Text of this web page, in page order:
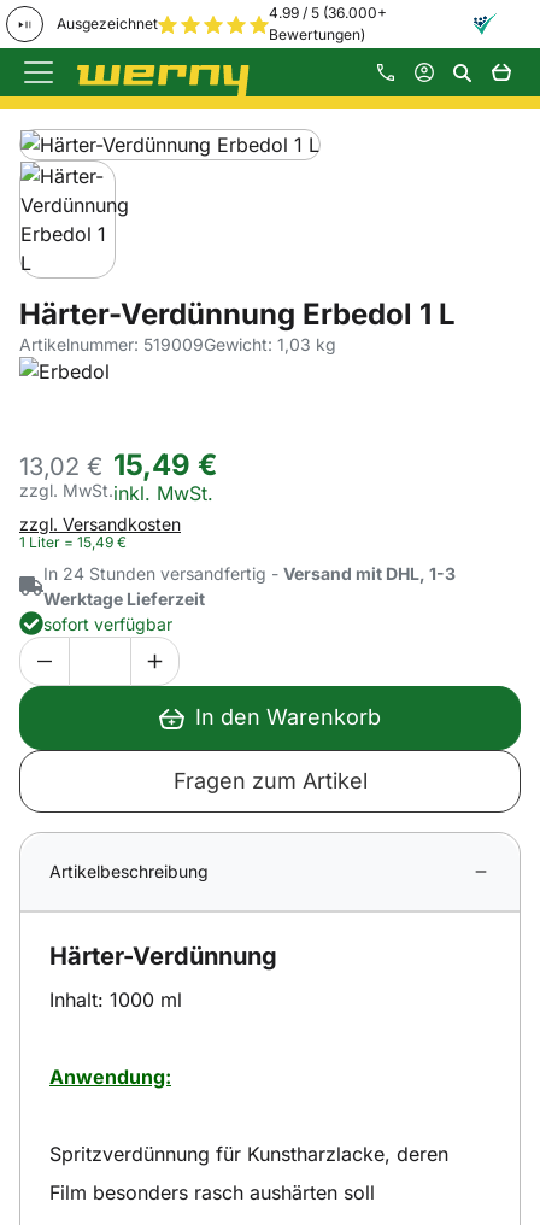
Ausgezeichnet
4.99 / 5 (36.000+
Bewertungen)
Zum Hauptinhalt springen
Produktgalerie
Zur Kaufbox springen
Härter-Verdünnung Erbedol 1 L
Artikelnummer: 519009Gewicht: 1,03 kg
13,02 €
zzgl. MwSt.
15,49 €
Steuerhinweis:
inkl. MwSt.
zzgl. Versandkosten
1 Liter = 15 49 €
In 24 Stunden versandfertig - Versand mit DHL, 1-3
Werktage Lieferzeit
sofort verfügbar
In den Warenkorb
Fragen zum Artikel
Artikelbeschreibung
Härter-Verdünnung
Inhalt: 1000 ml
Anwendung:
Spritzverdünnung für Kunstharzlacke, deren
Film besonders rasch aushärten soll